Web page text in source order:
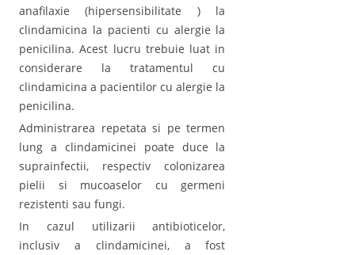
anafilaxie (hipersensibilitate ) la
clindamicina la pacienti cu alergie la
penicilina. Acest lucru trebuie luat in
considerare la tratamentul cu
clindamicina a pacientilor cu alergie la
penicilina.
Administrarea repetata si pe termen
lung a clindamicinei poate duce la
suprainfectii, respectiv colonizarea
pielii si mucoaselor cu germeni
rezistenti sau fungi.
In cazul utilizarii antibioticelor,
inclusiv a clindamicinei, a fost